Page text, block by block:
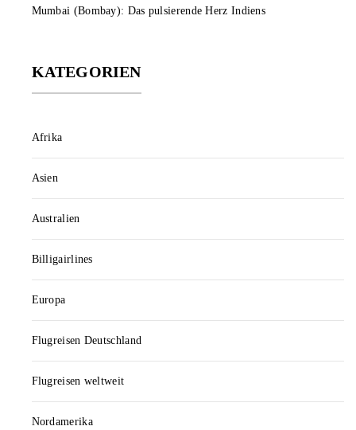
Mumbai (Bombay): Das pulsierende Herz Indiens
KATEGORIEN
Afrika
Asien
Australien
Billigairlines
Europa
Flugreisen Deutschland
Flugreisen weltweit
Nordamerika